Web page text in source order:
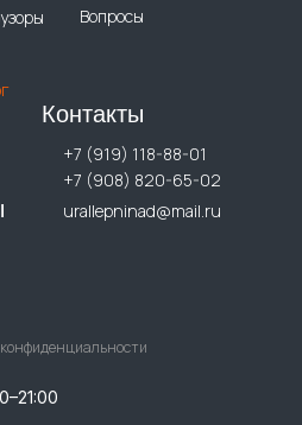
+7 (919) 118-88-01
+7 (908) 820-65-02
urallepninad@mail.ru
Контакты
Вопросы